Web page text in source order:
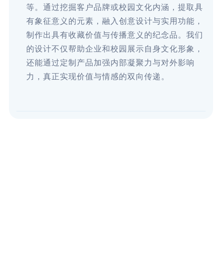
等。通过挖掘客户品牌或校园文化内涵，提取具
有象征意义的元素，融入创意设计与实用功能，
制作出具有收藏价值与传播意义的纪念品。我们
的设计不仅帮助企业和校园展示自身文化形象，
还能通过定制产品加强内部凝聚力与对外影响
力，真正实现价值与情感的双向传递。